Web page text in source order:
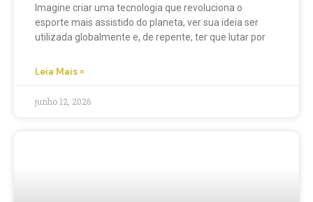
Imagine criar uma tecnologia que revoluciona o
esporte mais assistido do planeta, ver sua ideia ser
utilizada globalmente e, de repente, ter que lutar por
Leia Mais »
junho 12, 2026